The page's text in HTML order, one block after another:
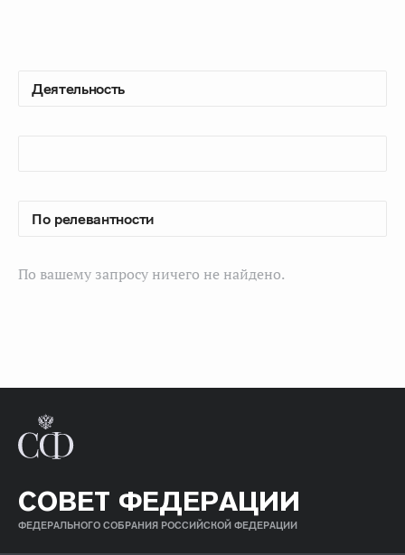
По вашему запросу ничего не найдено.
СОВЕТ ФЕДЕРАЦИИ
ФЕДЕРАЛЬНОГО СОБРАНИЯ РОССИЙСКОЙ ФЕДЕРАЦИИ